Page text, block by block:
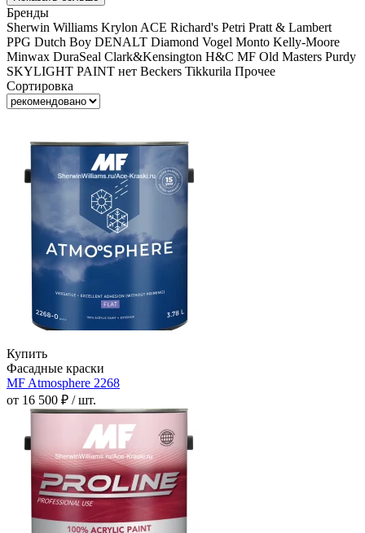
Бренды
Sherwin Williams Krylon ACE Richard's Petri Pratt & Lambert
PPG Dutch Boy DENALT Diamond Vogel Monto Kelly-Moore
Minwax DuraSeal Clark&Kensington H&C MF Old Masters Purdy
SKYLIGHT PAINT нет Beckers Tikkurila Прочее
Сортировка
Купить
Фасадные краски
MF Atmosphere 2268
от 16 500 ₽ / шт.